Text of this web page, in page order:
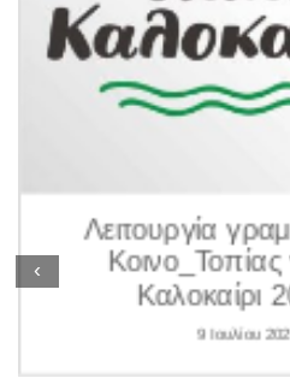
Λειτουργία
Κοινο_Τοπίας
Καλοκαίρι
9 Ιουλίου
‹